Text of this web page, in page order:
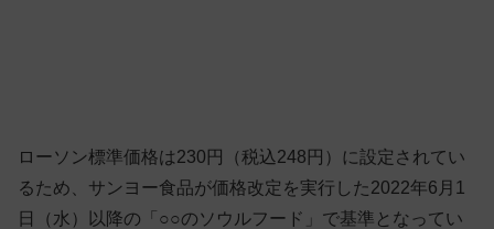
ローソン標準価格は230円（税込248円）に設定されてい
るため、サンヨー食品が価格改定を実行した2022年6月1
日（水）以降の「○○のソウルフード」で基準となってい